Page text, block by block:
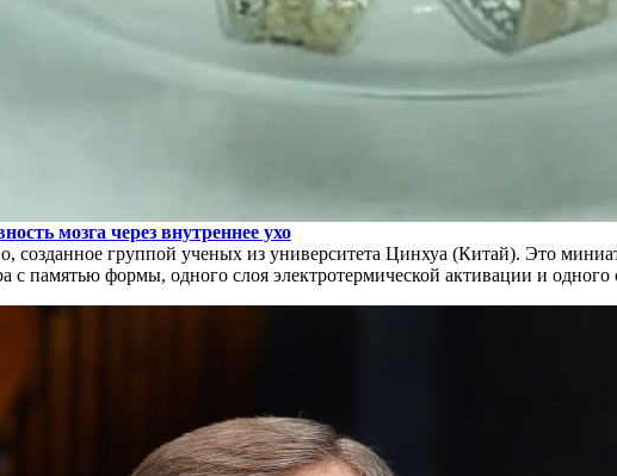
мозга через внутреннее ухо
созданное группой ученых из университета Цинхуа (Китай). Это
с памятью формы, одного слоя электротермической активации и